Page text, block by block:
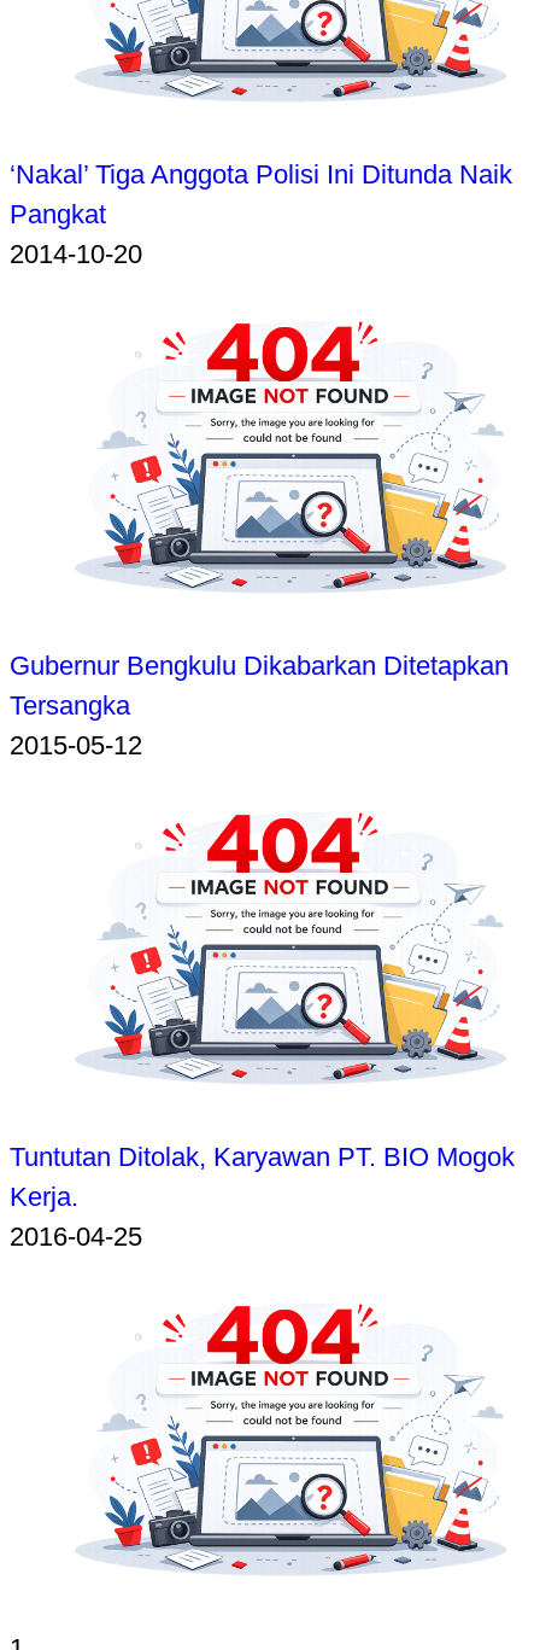
‘Nakal’ Tiga Anggota Polisi Ini Ditunda Naik
Pangkat
2014-10-20
Gubernur Bengkulu Dikabarkan Ditetapkan
Tersangka
2015-05-12
Tuntutan Ditolak, Karyawan PT. BIO Mogok
Kerja.
2016-04-25